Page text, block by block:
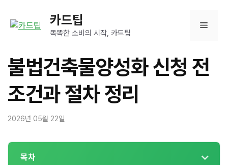
카드팁
똑똑한 소비의 시작, 카드팁
메
뉴
불법건축물양성화 신청 전
조건과 절차 정리
2026년 05월 22일
목차